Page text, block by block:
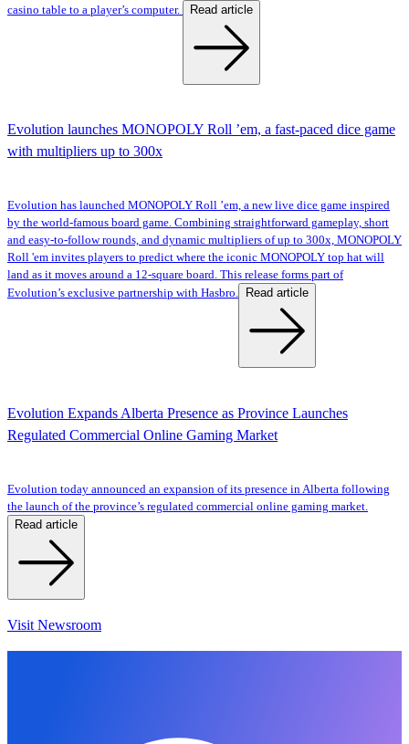
casino table to a player’s computer.
Read article
Evolution launches MONOPOLY Roll ’em, a fast-paced dice game
with multipliers up to 300x
Evolution has launched MONOPOLY Roll ’em, a new live dice game inspired
by the world-famous board game. Combining straightforward gameplay, short
and easy-to-follow rounds, and dynamic multipliers of up to 300x, MONOPOLY
Roll 'em invites players to predict where the iconic MONOPOLY top hat will
land as it moves around a 12-square board. This release forms part of
Evolution’s exclusive partnership with Hasbro.
Read article
Evolution Expands Alberta Presence as Province Launches
Regulated Commercial Online Gaming Market
Evolution today announced an expansion of its presence in Alberta following
the launch of the province’s regulated commercial online gaming market.
Read article
Visit Newsroom